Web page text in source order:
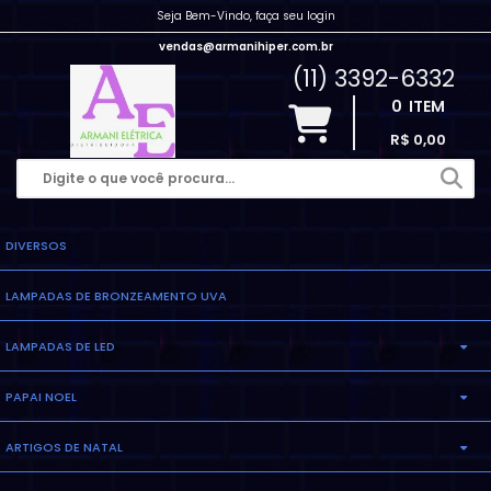
Seja Bem-Vindo, faça seu login
vendas@armanihiper.com.br
(11) 3392-6332
0 ITEM
R$ 0,00
DIVERSOS
LAMPADAS DE BRONZEAMENTO UVA
LAMPADAS DE LED
LAMPADA ELETRONICA
LAMPADA MILHO
PAPAI NOEL
INFLAVEL
ARTIGOS DE NATAL